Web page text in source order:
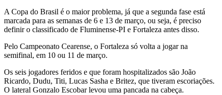
A Copa do Brasil é o maior problema, já que a segunda fase está
marcada para as semanas de 6 e 13 de março, ou seja, é preciso
definir o classificado de Fluminense-PI e Fortaleza antes disso.
Pelo Campeonato Cearense, o Fortaleza só volta a jogar na
semifinal, em 10 ou 11 de março.
Os seis jogadores feridos e que foram hospitalizados são João
Ricardo, Dudu, Titi, Lucas Sasha e Britez, que tiveram escoriações.
O lateral Gonzalo Escobar levou uma pancada na cabeça.